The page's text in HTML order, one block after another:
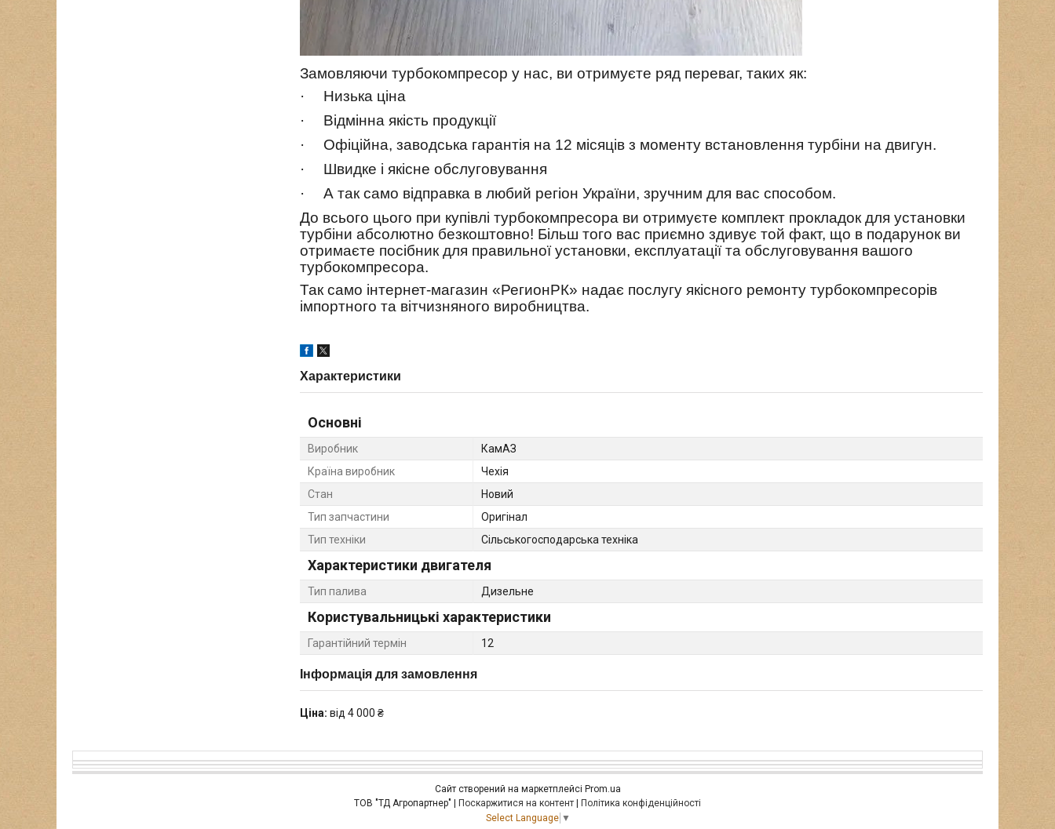
Замовляючи турбокомпресор у нас, ви отримуєте ряд переваг, таких як:
·
Низька ціна
·
Відмінна якість продукції
·
Офіційна, заводська гарантія на 12 місяців з моменту встановлення турбіни на двигун.
·
Швидке і якісне обслуговування
·
А так само відправка в любий регіон України, зручним для вас способом.
До всього цього при купівлі турбокомпресора ви отримуєте комплект прокладок для установки
турбіни абсолютно безкоштовно! Більш того вас приємно здивує той факт, що в подарунок ви
отримаєте посібник для правильної установки, експлуатації та обслуговування вашого
турбокомпресора.
Так само інтернет-магазин «РегионРК» надає послугу якісного ремонту турбокомпресорів
імпортного та вітчизняного виробництва.
Характеристики
Основні
Виробник
КамАЗ
Країна виробник
Чехія
Стан
Новий
Тип запчастини
Оригінал
Тип техніки
Сільськогосподарська техніка
Характеристики двигателя
Тип палива Дизельне
Користувальницькі характеристики
Гарантійний термін 12
Інформація для замовлення
Ціна: від 4 000 ₴
Сайт створений на маркетплейсі Prom.ua
Поскаржитися на контент
Політика конфіденційності
Select Language ▼